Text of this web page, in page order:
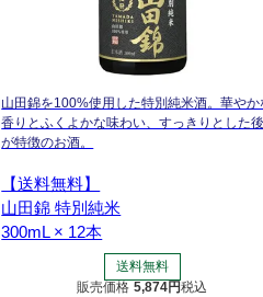
山田錦を100%使用した特別純米酒。華やか
香りとふくよかな味わい、すっきりとした
が特徴のお酒。
【送料無料】
山田錦 特別純米
300mL × 12本
送料無料
販売価格 5,874 税込